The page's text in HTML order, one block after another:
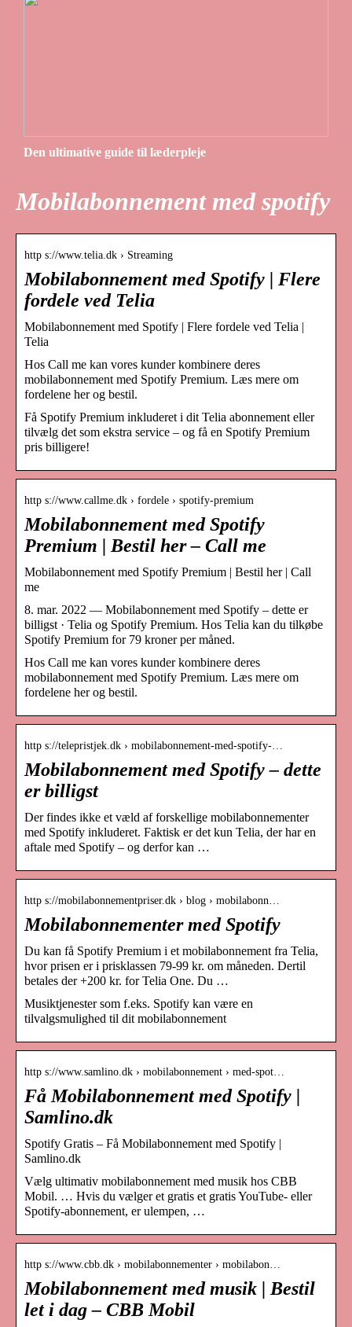
Den ultimative guide til læderpleje
Mobilabonnement med spotify
http s://www.telia.dk › Streaming
Mobilabonnement med Spotify | Flere
fordele ved Telia
Mobilabonnement med Spotify | Flere fordele ved Telia |
Telia
Hos Call me kan vores kunder kombinere deres
mobilabonnement med Spotify Premium. Læs mere om
fordelene her og bestil.
Få Spotify Premium inkluderet i dit Telia abonnement eller
tilvælg det som ekstra service – og få en Spotify Premium
pris billigere!
http s://www.callme.dk › fordele › spotify-premium
Mobilabonnement med Spotify
Premium | Bestil her – Call me
Mobilabonnement med Spotify Premium | Bestil her | Call
me
8. mar. 2022 — Mobilabonnement med Spotify – dette er
billigst · Telia og Spotify Premium. Hos Telia kan du tilkøbe
Spotify Premium for 79 kroner per måned.
Hos Call me kan vores kunder kombinere deres
mobilabonnement med Spotify Premium. Læs mere om
fordelene her og bestil.
http s://telepristjek.dk › mobilabonnement-med-spotify-…
Mobilabonnement med Spotify – dette
er billigst
Der findes ikke et væld af forskellige mobilabonnementer
med Spotify inkluderet. Faktisk er det kun Telia, der har en
aftale med Spotify – og derfor kan …
http s://mobilabonnementpriser.dk › blog › mobilabonn…
Mobilabonnementer med Spotify
Du kan få Spotify Premium i et mobilabonnement fra Telia,
hvor prisen er i prisklassen 79-99 kr. om måneden. Dertil
betales der +200 kr. for Telia One. Du …
Musiktjenester som f.eks. Spotify kan være en
tilvalgsmulighed til dit mobilabonnement
http s://www.samlino.dk › mobilabonnement › med-spot…
Få Mobilabonnement med Spotify |
Samlino.dk
Spotify Gratis – Få Mobilabonnement med Spotify |
Samlino.dk
Vælg ultimativ mobilabonnement med musik hos CBB
Mobil. … Hvis du vælger et gratis et gratis YouTube- eller
Spotify-abonnement, er ulempen, …
http s://www.cbb.dk › mobilabonnementer › mobilabon…
Mobilabonnement med musik | Bestil
let i dag – CBB Mobil